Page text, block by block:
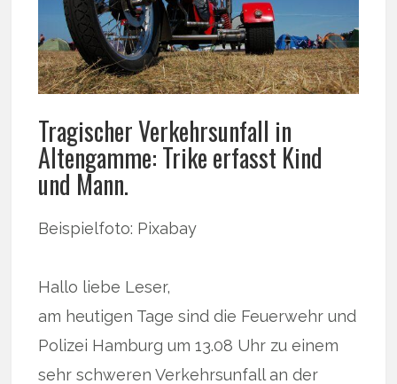
Tragischer Verkehrsunfall in
Altengamme: Trike erfasst Kind
und Mann.
Beispielfoto: Pixabay
Hallo liebe Leser,
am heutigen Tage sind die Feuerwehr und
Polizei Hamburg um 13.08 Uhr zu einem
sehr schweren Verkehrsunfall an der